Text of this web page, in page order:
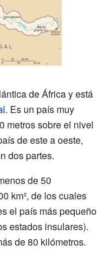
de África y está
. Es un país muy
metros sobre el nivel
de este a oeste,
dos partes.
de 50
km², de los cuales
el país más pequeño
estados insulares).
de 80 kilómetros.